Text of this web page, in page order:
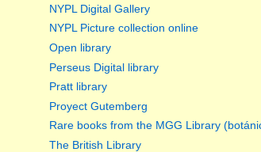
NYPL Digital Gallery
NYPL Picture collection online
Open library
Perseus Digital library
Pratt library
Proyect Gutemberg
Rare books from the MGG Library
The British Library